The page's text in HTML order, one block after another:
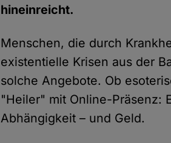
hineinreicht.
Menschen, die durch
existentielle Krisen aus der
solche Angebote. Ob
"Heiler" mit Online-Präsenz:
Abhängigkeit – und Geld.